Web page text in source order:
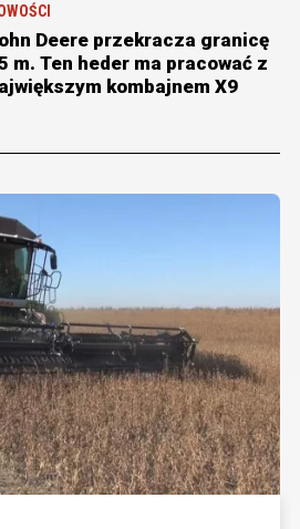
Deere przekracza granicę
m. Ten heder ma pracować z
kombajnem X9